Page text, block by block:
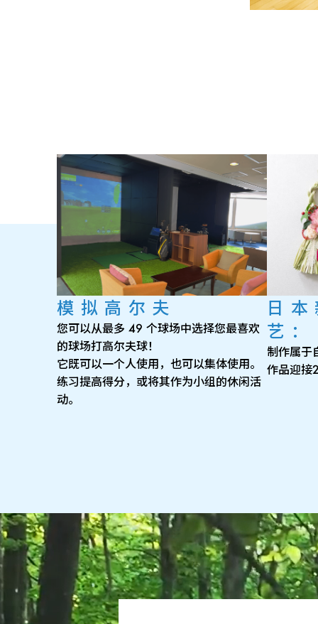
模拟高尔夫
您可以从最多 49 个球场中选择您最喜欢
的球场打高尔夫球！
它既可以一个人使用，也可以集体使用。
练习提高得分，或将其作为小组的休闲活
动。
日
艺
制作属于
作品迎接